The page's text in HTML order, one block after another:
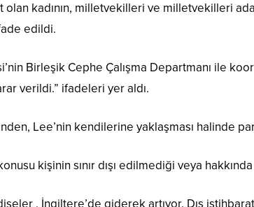
olan kadının, milletvekilleri ve milletvekilleri
edildi.
Birleşik Cephe Çalışma Departmanı ile
verildi.” ifadeleri yer aldı.
Lee’nin kendilerine yaklaşması halinde
kişinin sınır dışı edilmediği veya
, İngiltere’de giderek artıyor. Dış